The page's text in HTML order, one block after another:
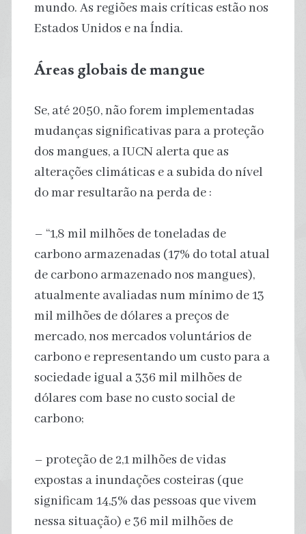
mundo. As regiões mais críticas estão nos
Estados Unidos e na Índia.
Áreas globais de mangue
Se, até 2050, não forem implementadas
mudanças significativas para a proteção
dos mangues, a IUCN alerta que as
alterações climáticas e a subida do nível
do mar resultarão na perda de :
– “1,8 mil milhões de toneladas de
carbono armazenadas (17% do total atual
de carbono armazenado nos mangues),
atualmente avaliadas num mínimo de 13
mil milhões de dólares a preços de
mercado, nos mercados voluntários de
carbono e representando um custo para a
sociedade igual a 336 mil milhões de
dólares com base no custo social de
carbono;
– proteção de 2,1 milhões de vidas
expostas a inundações costeiras (que
significam 14,5% das pessoas que vivem
nessa situação) e 36 mil milhões de